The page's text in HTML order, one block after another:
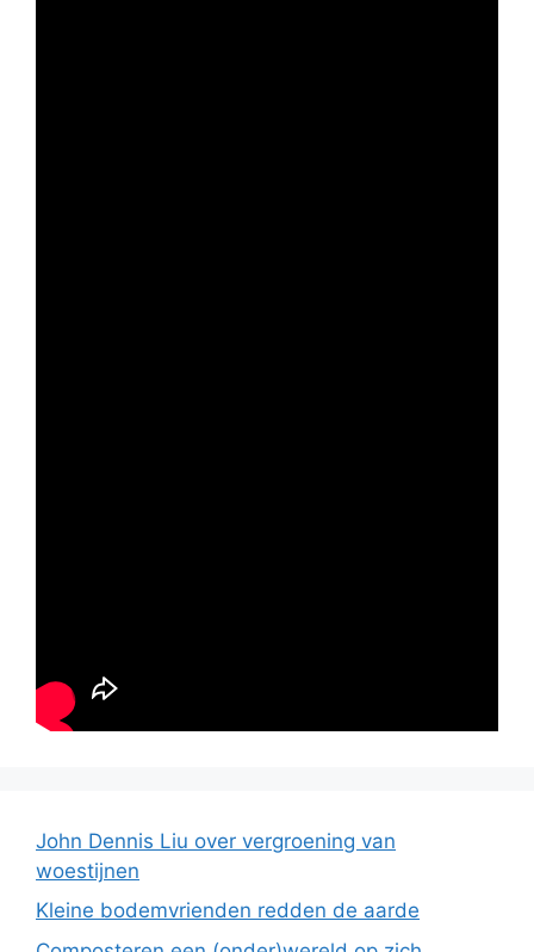
John Dennis Liu over vergroening van
woestijnen
Kleine bodemvrienden redden de aarde